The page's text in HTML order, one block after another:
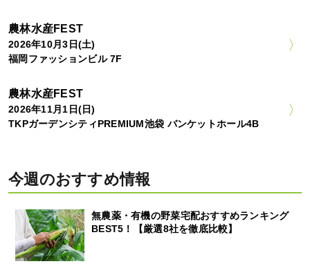
農林水産FEST
2026年10月3日(土)
福岡ファッションビル 7F
農林水産FEST
2026年11月1日(日)
TKPガーデンシティPREMIUM池袋 バンケットホール4B
今週のおすすめ情報
無農薬・有機の野菜宅配おすすめランキング
BEST5！【厳選8社を徹底比較】